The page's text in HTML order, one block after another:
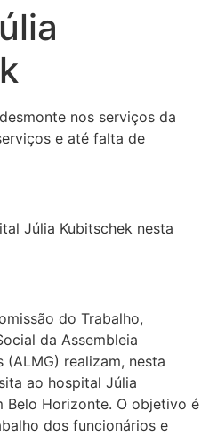
nos serviços da
e até falta de
Júlia Kubitschek nesta
do Trabalho,
da Assembleia
(ALMG) realizam, nesta
ao hospital Júlia
Belo Horizonte. O objetivo é
dos funcionários e